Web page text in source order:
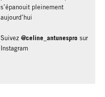
s’épanouit pleinement
aujourd’hui
Suivez @celine_antunespro sur
Instagram